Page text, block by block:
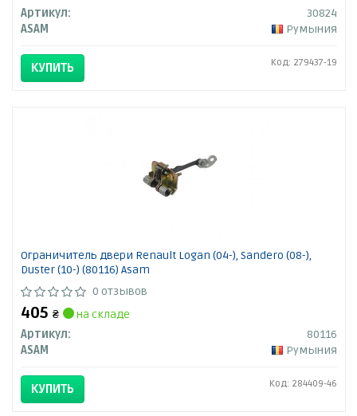
Артикул:
30824
ASAM
Румыния
КУПИТЬ Код: 279437-19
Ограничитель двери Renault Logan (04-), Sandero (08-),
Duster (10-) (80116) Asam
0 отзывов
405 ₴
на складе
Артикул:
80116
ASAM
Румыния
КУПИТЬ Код: 284409-46